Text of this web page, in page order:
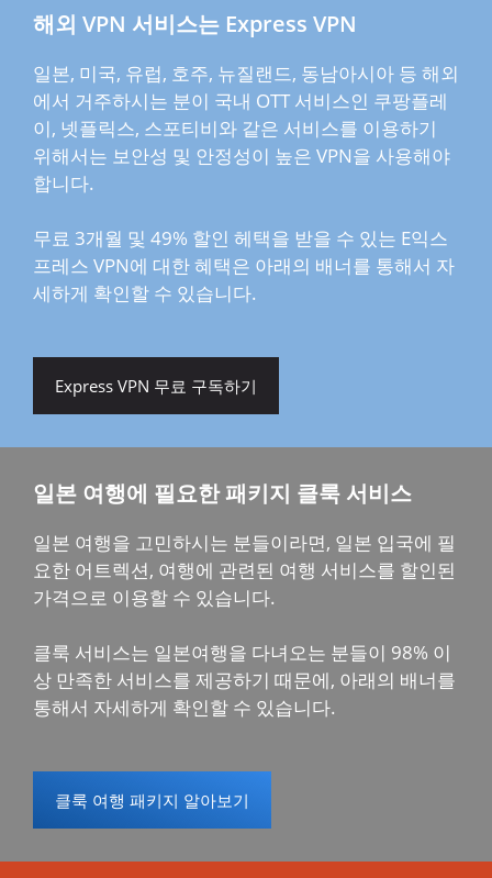
해외 VPN 서비스는 Express VPN
일본, 미국, 유럽, 호주, 뉴질랜드, 동남아시아 등 해외
에서 거주하시는 분이 국내 OTT 서비스인 쿠팡플레
이, 넷플릭스, 스포티비와 같은 서비스를 이용하기
위해서는 보안성 및 안정성이 높은 VPN을 사용해야
합니다.
무료 3개월 및 49% 할인 헤택을 받을 수 있는 E익스
프레스 VPN에 대한 혜택은 아래의 배너를 통해서 자
세하게 확인할 수 있습니다.
Express VPN 무료 구독하기
일본 여행에 필요한 패키지 클룩 서비스
일본 여행을 고민하시는 분들이라면, 일본 입국에 필
요한 어트렉션, 여행에 관련된 여행 서비스를 할인된
가격으로 이용할 수 있습니다.
클룩 서비스는 일본여행을 다녀오는 분들이 98% 이
상 만족한 서비스를 제공하기 때문에, 아래의 배너를
통해서 자세하게 확인할 수 있습니다.
클룩 여행 패키지 알아보기